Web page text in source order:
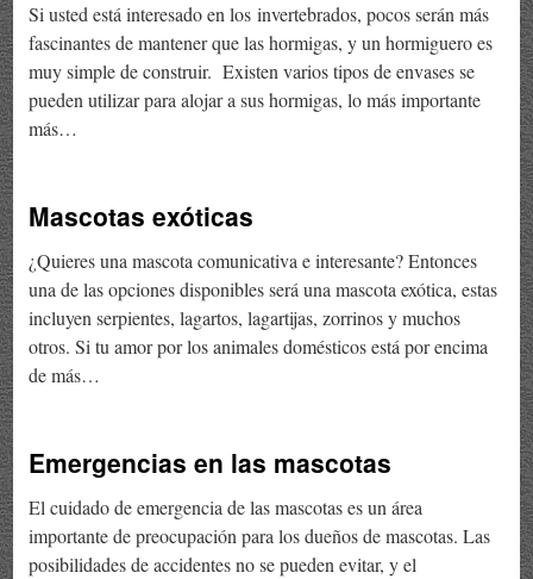
Si usted está interesado en los invertebrados, pocos serán más
fascinantes de mantener que las hormigas, y un hormiguero es
muy simple de construir. Existen varios tipos de envases se
pueden utilizar para alojar a sus hormigas, lo más importante
más…
Mascotas exóticas
¿Quieres una mascota comunicativa e interesante? Entonces
una de las opciones disponibles será una mascota exótica, estas
incluyen serpientes, lagartos, lagartijas, zorrinos y muchos
otros. Si tu amor por los animales domésticos está por encima
de más…
Emergencias en las mascotas
El cuidado de emergencia de las mascotas es un área
importante de preocupación para los dueños de mascotas. Las
posibilidades de accidentes no se pueden evitar, y el